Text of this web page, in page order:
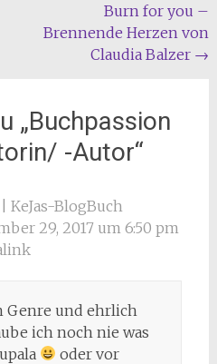
Burn for you –
Brennende Herzen von
Claudia Balzer →
„Buchpassion
-Autor“
KeJas-BlogBuch
29, 2017 um 6:50 pm
Genre und ehrlich
ich noch nie was
oder vor